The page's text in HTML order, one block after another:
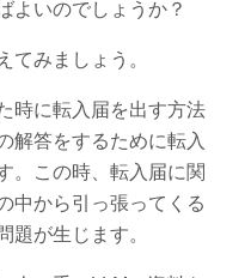
よいのでしょうか？
てみましょう。
時に転入届を出す方法
解答をするために転入
。この時、転入届に関
中から引っ張ってくる
題が生じます。